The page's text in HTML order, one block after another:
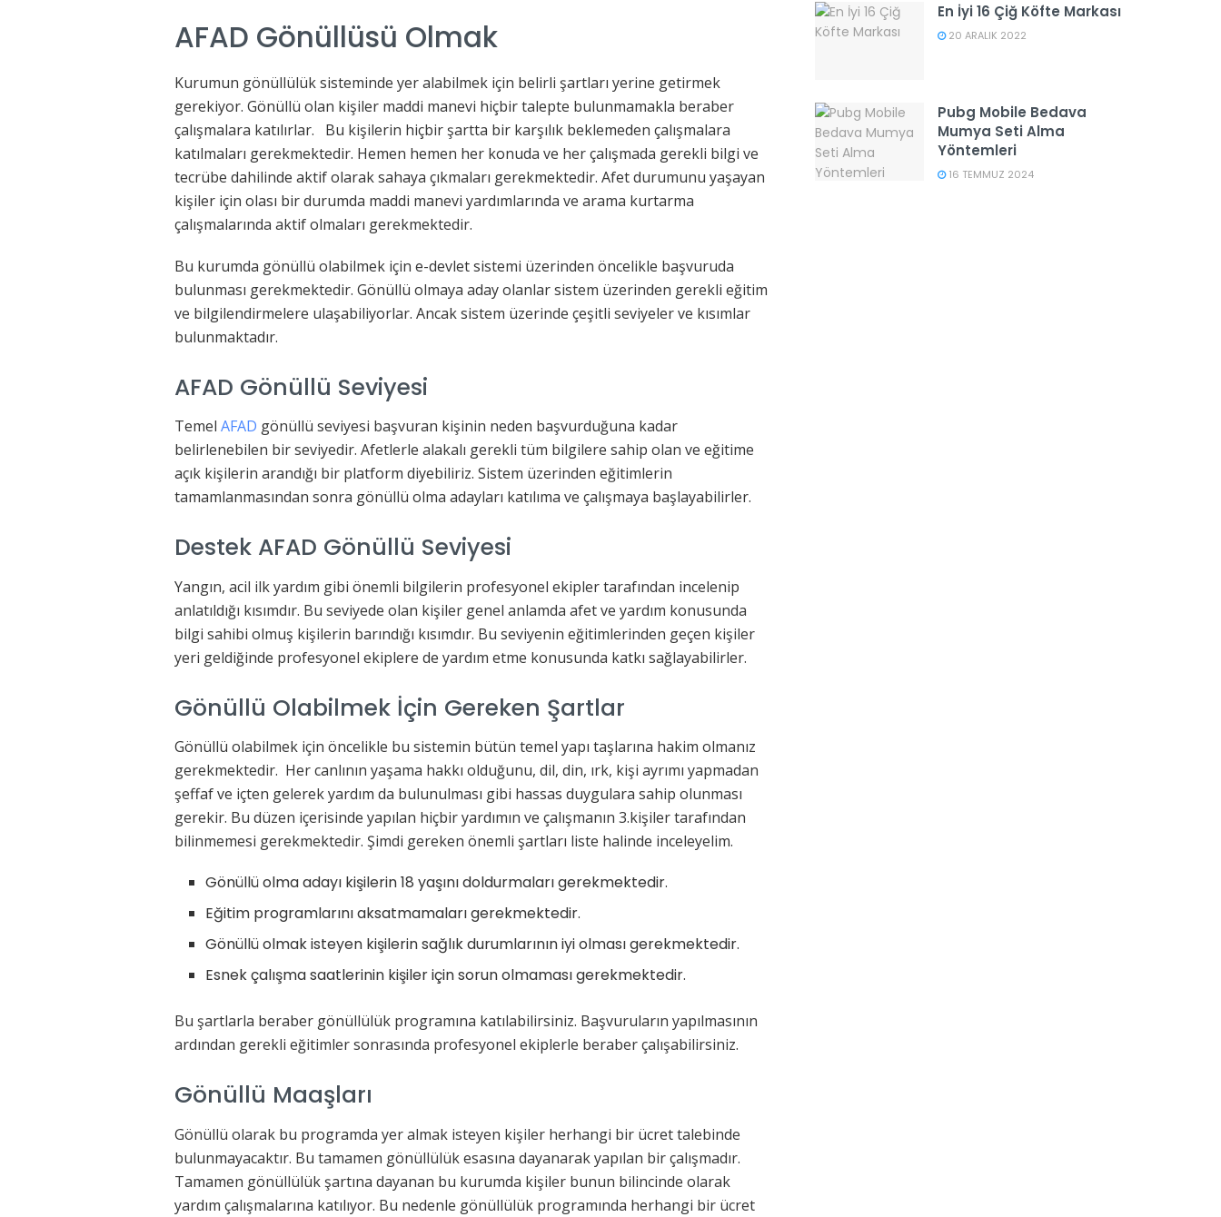
AFAD Gönüllüsü Olmak
Kurumun gönüllülük sisteminde yer alabilmek için belirli şartları yerine getirmek
gerekiyor. Gönüllü olan kişiler maddi manevi hiçbir talepte bulunmamakla beraber
çalışmalara katılırlar. Bu kişilerin hiçbir şartta bir karşılık beklemeden çalışmalara
katılmaları gerekmektedir. Hemen hemen her konuda ve her çalışmada gerekli bilgi ve
tecrübe dahilinde aktif olarak sahaya çıkmaları gerekmektedir. Afet durumunu yaşayan
kişiler için olası bir durumda maddi manevi yardımlarında ve arama kurtarma
çalışmalarında aktif olmaları gerekmektedir.
Bu kurumda gönüllü olabilmek için e-devlet sistemi üzerinden öncelikle başvuruda
bulunması gerekmektedir. Gönüllü olmaya aday olanlar sistem üzerinden gerekli eğitim
ve bilgilendirmelere ulaşabiliyorlar. Ancak sistem üzerinde çeşitli seviyeler ve kısımlar
bulunmaktadır.
AFAD Gönüllü Seviyesi
Temel AFAD gönüllü seviyesi başvuran kişinin neden başvurduğuna kadar
belirlenebilen bir seviyedir. Afetlerle alakalı gerekli tüm bilgilere sahip olan ve eğitime
açık kişilerin arandığı bir platform diyebiliriz. Sistem üzerinden eğitimlerin
tamamlanmasından sonra gönüllü olma adayları katılıma ve çalışmaya başlayabilirler.
Destek AFAD Gönüllü Seviyesi
Yangın, acil ilk yardım gibi önemli bilgilerin profesyonel ekipler tarafından incelenip
anlatıldığı kısımdır. Bu seviyede olan kişiler genel anlamda afet ve yardım konusunda
bilgi sahibi olmuş kişilerin barındığı kısımdır. Bu seviyenin eğitimlerinden geçen kişiler
yeri geldiğinde profesyonel ekiplere de yardım etme konusunda katkı sağlayabilirler.
Gönüllü Olabilmek İçin Gereken Şartlar
Gönüllü olabilmek için öncelikle bu sistemin bütün temel yapı taşlarına hakim olmanız
gerekmektedir. Her canlının yaşama hakkı olduğunu, dil, din, ırk, kişi ayrımı yapmadan
şeffaf ve içten gelerek yardım da bulunulması gibi hassas duygulara sahip olunması
gerekir. Bu düzen içerisinde yapılan hiçbir yardımın ve çalışmanın 3.kişiler tarafından
bilinmemesi gerekmektedir. Şimdi gereken önemli şartları liste halinde inceleyelim.
Gönüllü olma adayı kişilerin 18 yaşını doldurmaları gerekmektedir.
Eğitim programlarını aksatmamaları gerekmektedir.
Gönüllü olmak isteyen kişilerin sağlık durumlarının iyi olması gerekmektedir.
Esnek çalışma saatlerinin kişiler için sorun olmaması gerekmektedir.
Bu şartlarla beraber gönüllülük programına katılabilirsiniz. Başvuruların yapılmasının
ardından gerekli eğitimler sonrasında profesyonel ekiplerle beraber çalışabilirsiniz.
Gönüllü Maaşları
Gönüllü olarak bu programda yer almak isteyen kişiler herhangi bir ücret talebinde
bulunmayacaktır. Bu tamamen gönüllülük esasına dayanarak yapılan bir çalışmadır.
Tamamen gönüllülük şartına dayanan bu kurumda kişiler bunun bilincinde olarak
yardım çalışmalarına katılıyor. Bu nedenle gönüllülük programında herhangi bir ücret
En İyi 16 Çiğ Köfte Markası
20 ARALIK 2022
Pubg Mobile Bedava
Mumya Seti Alma
Yöntemleri
16 TEMMUZ 2024